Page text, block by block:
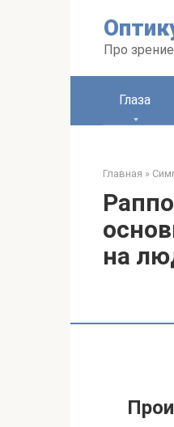
Про зрение
Глаза
Главная »
на